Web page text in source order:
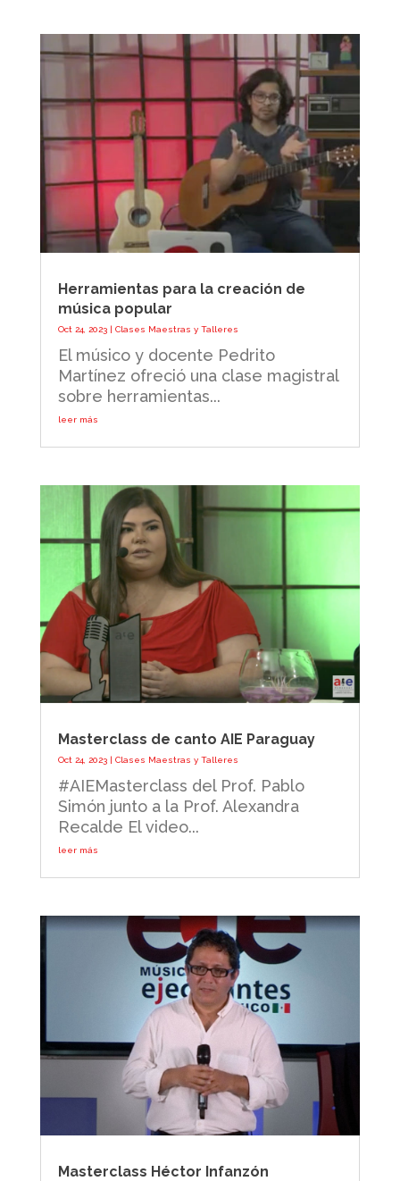
Herramientas para la creación de
música popular
Oct 24, 2023| Clases Maestras y Talleres
El músico y docente Pedrito
Martínez ofreció una clase magistral
sobre herramientas...
leer más
Masterclass de canto AIE Paraguay
Oct 24, 2023| Clases Maestras y Talleres
#AIEMasterclass del Prof. Pablo
Simón junto a la Prof. Alexandra
Recalde El video...
leer más
Masterclass Héctor Infanzón